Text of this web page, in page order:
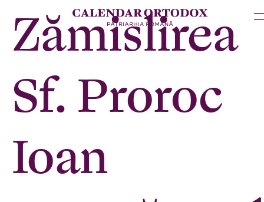
Zămislirea
Sf. Proroc
Ioan